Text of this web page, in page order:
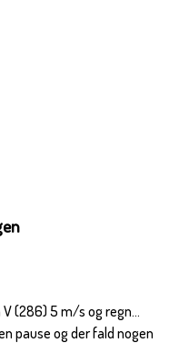
(286) 5 m/s og regn...
pause og der fald nogen